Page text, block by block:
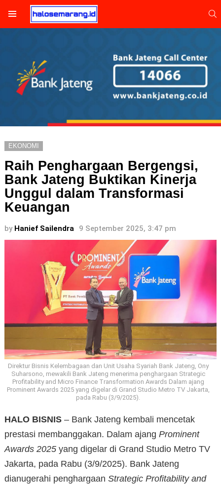
EKONOMI
Raih Penghargaan Bergengsi,
Bank Jateng Buktikan Kinerja
Unggul dalam Transformasi
Keuangan
by Hanief Sailendra 9 September 2025, 3:47 pm
Direktur Bisnis Kelembagaan dan Unit Usaha Syariah Bank Jateng, Ony
Suharsono, mewakili Bank Jateng menerima penghargaan Strategic
Profitability and Micro Finance Transformation Awards Dalam ajang
Prominent Awards 2025 yang digelar di Grand Studio Metro TV Jakarta,
pada Rabu (3/9/2025).
HALO BISNIS – Bank Jateng kembali mencetak
prestasi membanggakan. Dalam ajang Prominent
Awards 2025 yang digelar di Grand Studio Metro TV
Jakarta, pada Rabu (3/9/2025). Bank Jateng
dianugerahi penghargaan Strategic Profitability and